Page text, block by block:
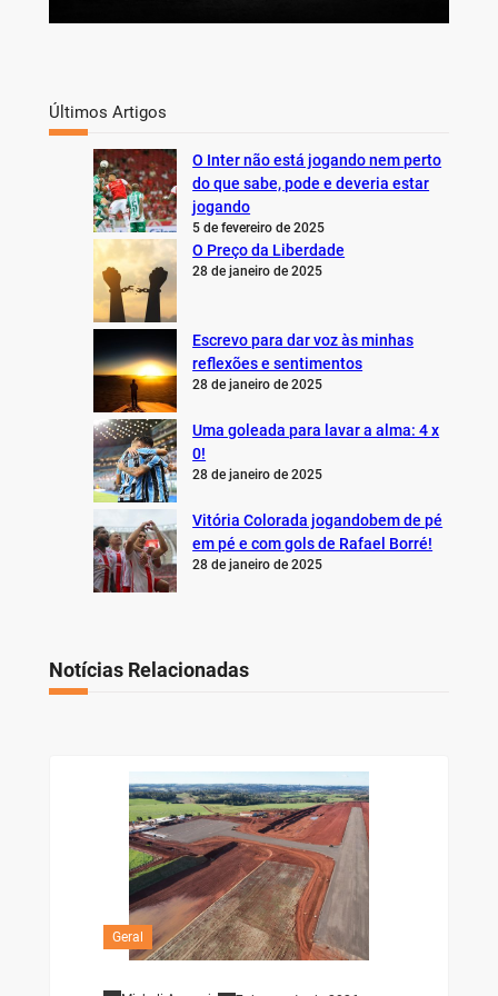
Últimos Artigos
O Inter não está jogando nem perto
do que sabe, pode e deveria estar
jogando
5 de fevereiro de 2025
O Preço da Liberdade
28 de janeiro de 2025
Escrevo para dar voz às minhas
reflexões e sentimentos
28 de janeiro de 2025
Uma goleada para lavar a alma: 4 x
0!
28 de janeiro de 2025
Vitória Colorada jogandobem de pé
em pé e com gols de Rafael Borré!
28 de janeiro de 2025
Notícias Relacionadas
Geral